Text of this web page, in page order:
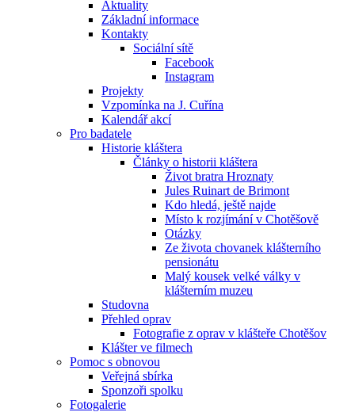
Aktuality
Základní informace
Kontakty
Sociální sítě
Facebook
Instagram
Projekty
Vzpomínka na J. Cuřína
Kalendář akcí
Pro badatele
Historie kláštera
Články o historii kláštera
Život bratra Hroznaty
Jules Ruinart de Brimont
Kdo hledá, ještě najde
Místo k rozjímání v Chotěšově
Otázky
Ze života chovanek klášterního
pensionátu
Malý kousek velké války v
klášterním muzeu
Studovna
Přehled oprav
Fotografie z oprav v klášteře Chotěšov
Klášter ve filmech
Pomoc s obnovou
Veřejná sbírka
Sponzoři spolku
Fotogalerie